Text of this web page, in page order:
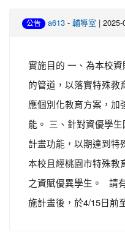
公告 a613 - 輔導室 |
實施目的 一、為本校
的管道，以落實特殊教
應個別化教育方案，加
能。 三、針對資優學
計畫功能，以期達到特
本校且經桃園市特殊教
之資賦優異學生。 請
施計畫後，於4/15日前